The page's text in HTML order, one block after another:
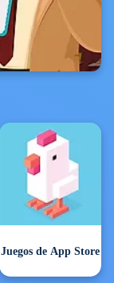
Juegos de App Store